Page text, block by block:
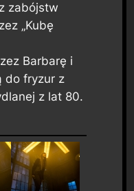
zabójstw
„Kubę
Barbarę i
do fryzur z
z lat 80.